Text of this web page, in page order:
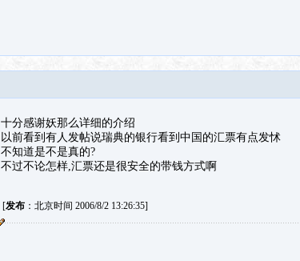
十分感谢妖那么详细的介绍
以前看到有人发帖说瑞典的银行看到中国的汇票有点发怵
不知道是不是真的?
不过不论怎样,汇票还是很安全的带钱方式啊
[发布：北京时间 2006/8/2 13:26:35]